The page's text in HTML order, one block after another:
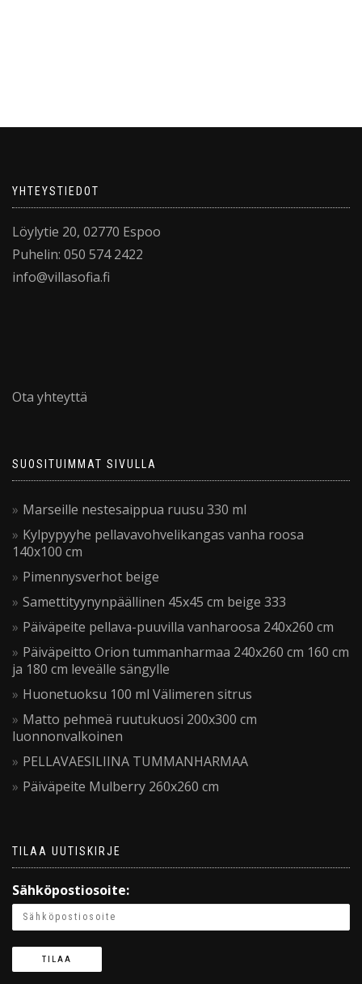
YHTEYSTIEDOT
Löylytie 20, 02770 Espoo
Puhelin: 050 574 2422
info@villasofia.fi
Ota yhteyttä
SUOSITUIMMAT SIVULLA
Marseille nestesaippua ruusu 330 ml
Kylpypyyhe pellavavohvelikangas vanha roosa
140x100 cm
Pimennysverhot beige
Samettityynynpäällinen 45x45 cm beige 333
Päiväpeite pellava-puuvilla vanharoosa 240x260 cm
Päiväpeitto Orion tummanharmaa 240x260 cm 160 cm
ja 180 cm leveälle sängylle
Huonetuoksu 100 ml Välimeren sitrus
Matto pehmeä ruutukuosi 200x300 cm
luonnonvalkoinen
PELLAVAESILIINA TUMMANHARMAA
Päiväpeite Mulberry 260x260 cm
TILAA UUTISKIRJE
Sähköpostiosoite: